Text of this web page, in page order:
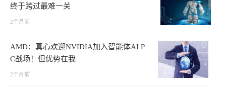
终于跨过最难一关
2个月前
AMD：真心欢迎NVIDIA加入智能体AI P
C战场！但优势在我
2个月前